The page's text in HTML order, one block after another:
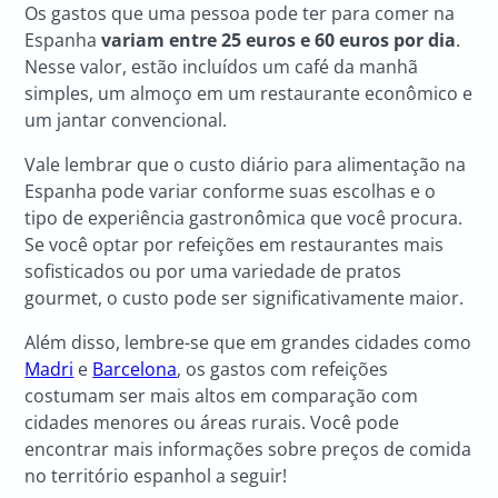
Os gastos que uma pessoa pode ter para comer na
Espanhavariam entre 25 euros e 60 euros por dia.
Nesse valor, estão incluídos um café da manhã
simples, um almoço em um restaurante econômico e
um jantar convencional.
Vale lembrar que o custo diário para alimentação na
Espanha pode variar conforme suas escolhas e o
tipo de experiência gastronômica que você procura.
Se você optar por refeições em restaurantes mais
sofisticados ou por uma variedade de pratos
gourmet, o custo pode ser significativamente maior.
Além disso, lembre-se que em grandes cidades como
Madri e Barcelona, os gastos com refeições
costumam ser mais altos em comparação com
cidades menores ou áreas rurais. Você pode
encontrar mais informações sobre preços de comida
no território espanhol a seguir!